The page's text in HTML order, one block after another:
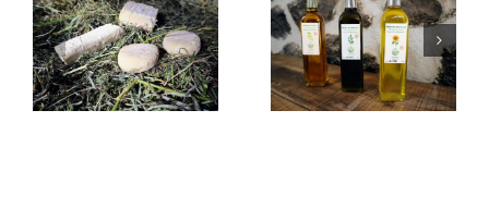
GAEC DE
LA
VEYSSAIRE
LA
MIEILLERIE
DES
FONTAINES